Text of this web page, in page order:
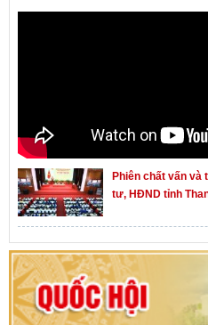
Phiên chất vấn và
tư, HĐND tỉnh
Khai mạc kỳ họp
Hướng dẫn quy